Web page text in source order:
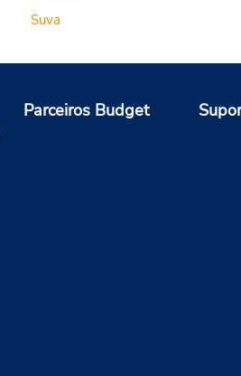
Suva
Parceiros Budget